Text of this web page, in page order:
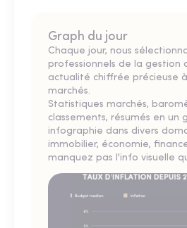
Graph du jour
Chaque jour, nous
professionnels de la gestion
actualité chiffrée précieuse
marchés.
Statistiques marchés,
classements, résumés en un
infographie dans divers
immobilier, économie,
manquez pas l'info visuelle